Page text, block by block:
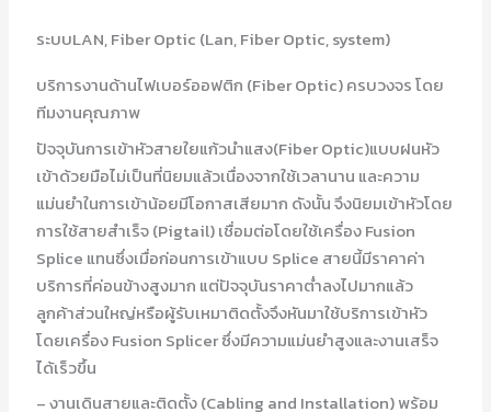
ระบบLAN, Fiber Optic (Lan, Fiber Optic, system)
บริการงานด้านไฟเบอร์ออฟติก (Fiber Optic) ครบวงจร โดย
ทีมงานคุณภาพ
ปัจจุบันการเข้าหัวสายใยแก้วนำแสง(Fiber Optic)แบบฝนหัว
เข้าด้วยมือไม่เป็นที่นิยมแล้วเนื่องจากใช้เวลานาน และความ
แม่นยำในการเข้าน้อยมีโอกาสเสียมาก ดังนั้น จึงนิยมเข้าหัวโดย
การใช้สายสำเร็จ (Pigtail) เชื่อมต่อโดยใช้เครื่อง Fusion
Splice แทนซึ่งเมื่อก่อนการเข้าแบบ Splice สายนี้มีราคาค่า
บริการที่ค่อนข้างสูงมาก แต่ปัจจุบันราคาต่ำลงไปมากแล้ว
ลูกค้าส่วนใหญ่หรือผู้รับเหมาติดตั้งจึงหันมาใช้บริการเข้าหัว
โดยเครื่อง Fusion Splicer ซึ่งมีความแม่นยำสูงและงานเสร็จ
ได้เร็วขึ้น
– งานเดินสายและติดตั้ง (Cabling and Installation) พร้อม